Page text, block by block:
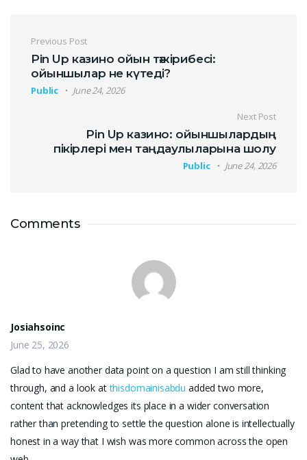
Previous Post
Pin Up казино ойын тәжірибесі:
ойыншылар не күтеді?
Public June 24, 2026
Next Post
Pin Up казино: ойыншылардың
пікірлері мен таңдаулыларына шолу
Public June 24, 2026
Comments
Josiahsoinc
June 25, 2026
Glad to have another data point on a question I am still thinking
through, and a look atthisdomainisabdu added two more,
content that acknowledges its place in a wider conversation
rather than pretending to settle the question alone is intellectually
honest in a way that I wish was more common across the open